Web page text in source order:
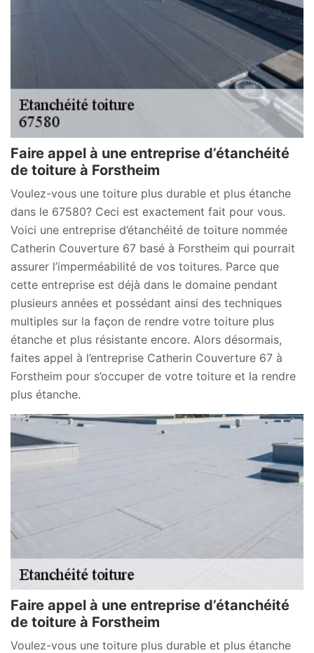
Faire appel à une entreprise d’étanchéité
de toiture à Forstheim
Voulez-vous une toiture plus durable et plus étanche
dans le 67580? Ceci est exactement fait pour vous.
Voici une entreprise d’étanchéité de toiture nommée
Catherin Couverture 67 basé à Forstheim qui pourrait
assurer l’imperméabilité de vos toitures. Parce que
cette entreprise est déjà dans le domaine pendant
plusieurs années et possédant ainsi des techniques
multiples sur la façon de rendre votre toiture plus
étanche et plus résistante encore. Alors désormais,
faites appel à l’entreprise Catherin Couverture 67 à
Forstheim pour s’occuper de votre toiture et la rendre
plus étanche.
Faire appel à une entreprise d’étanchéité
de toiture à Forstheim
Voulez-vous une toiture plus durable et plus étanche